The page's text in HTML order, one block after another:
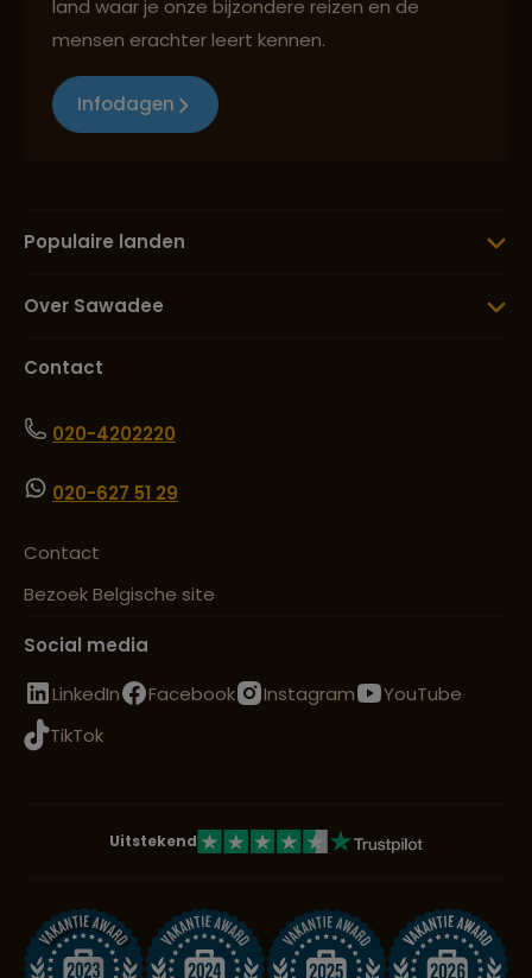
land waar je onze bijzondere reizen en de
mensen erachter leert kennen.
Infodagen
Populaire landen
Over Sawadee
Contact
020-4202220
020-627 51 29
Contact
Bezoek Belgische site
Social media
LinkedIn
Facebook Instagram
YouTube
TikTok
Uitstekend